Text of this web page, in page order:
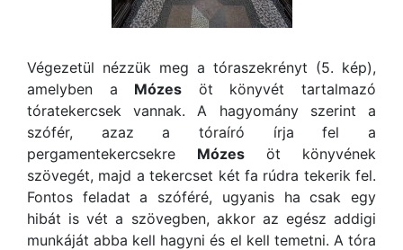
Végezetül nézzük meg a tóraszekrényt (5. kép),
amelyben a Mózes öt könyvét tartalmazó
tóratekercsek vannak. A hagyomány szerint a
szófér, azaz a tóraíró írja fel a
pergamentekercsekre Mózes öt könyvének
szövegét, majd a tekercset két fa rúdra tekerik fel.
Fontos feladat a szóféré, ugyanis ha csak egy
hibát is vét a szövegben, akkor az egész addigi
munkáját abba kell hagyni és el kell temetni. A tóra